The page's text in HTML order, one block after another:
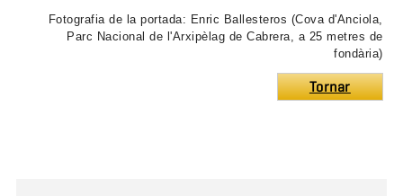
Fotografia de la portada: Enric Ballesteros (Cova d'Anciola,
Parc Nacional de l'Arxipèlag de Cabrera, a 25 metres de
fondària)
Tornar